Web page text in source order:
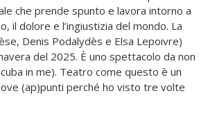
che prende spunto e lavora intorno a
il dolore e l’ingiustizia del mondo. La
Denis Podalydès e Elsa Lepoivre)
del 2025. È uno spettacolo da non
in me). Teatro come questo è un
(ap)punti perché ho visto tre volte